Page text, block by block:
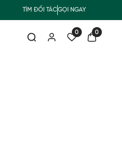
FREESHIP GIAO THƯỜNG CHO ĐƠN HÀNG
TÌM ĐỐI TÁCGỌI NGAY
0 0